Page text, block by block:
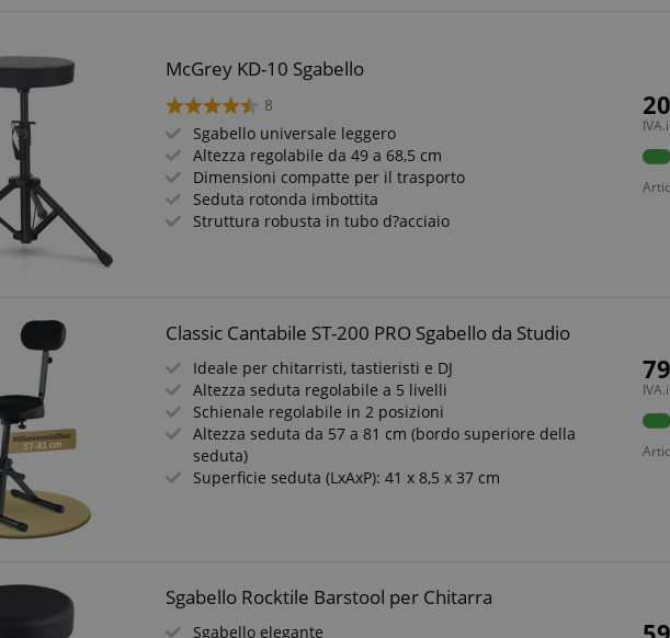
McGrey KD-10 Sgabello
8
Sgabello universale leggero
Altezza regolabile da 49 a 68,5 cm
Dimensioni compatte per il trasporto
Seduta rotonda imbottita
Struttura robusta in tubo d?acciaio
Classic Cantabile ST-200 PRO Sgabello da Studio
Ideale per chitarristi, tastieristi e DJ
Altezza seduta regolabile a 5 livelli
Schienale regolabile in 2 posizioni
Altezza seduta da 57 a 81 cm (bordo superiore della
seduta)
Superficie seduta (LxAxP): 41 x 8,5 x 37 cm
Sgabello Rocktile Barstool per Chitarra
Sgabello elegante